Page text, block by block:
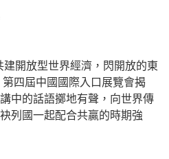
開放型世界經濟，閃開放的東
四屆中國國際入口展覽會揭
中的話語擲地有聲，向世界傳
列國一起配合共贏的時期強